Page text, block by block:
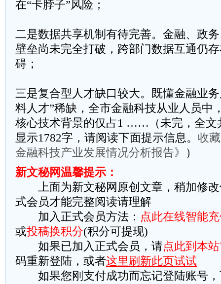
在“卡脖子”风险；
二是数据共享机制有待完善​​。金融、政
壁垒尚未完全打破，跨部门数据互通仍
碍；
三是复合型人才缺口较大​​。既懂金融业
料人才”稀缺，全市金融科技从业人员中
核心技术背景的仅占1 ……（未完，全文
显示1782字，请阅读下面提示信息。 收
金融科技产业发展情况分析报告》
）
新文秘网温馨提示：
上面为新文秘网原创文章，稍加修改
式会员才能完整阅读请理解
加入正式会员方法： 点此在线智能
或投稿换积分(积分可提现)
如果已加入正式会员，请点此到本
码重新登陆，或者这里刷新此页试试
如果您刚支付成功而忘记登陆账号，